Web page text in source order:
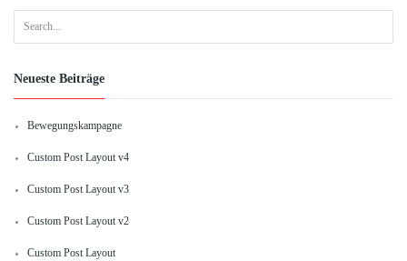
Neueste Beiträge
Bewegungskampagne
Custom Post Layout v4
Custom Post Layout v3
Custom Post Layout v2
Custom Post Layout